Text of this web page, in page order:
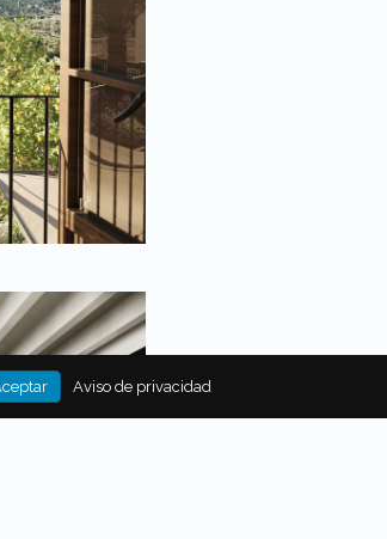
Aviso de privacidad